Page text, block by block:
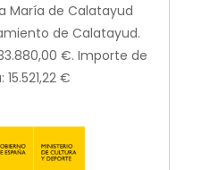
María de Calatayud
de Calatayud.
€. Importe de
€